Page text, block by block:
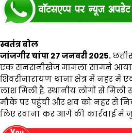
स्वतंत्र बोल
जांजगीर चांपा 27 जनवरी 2025.
एक सनसनीखेज मामला सामने
शिवरीनारायण थाना क्षेत्र में नहर
लाश मिली है. स्थानीय लोगों से
मौके पर पहुंची और शव को नहर से
लिए रवाना कर आगे की कार्रवाई में